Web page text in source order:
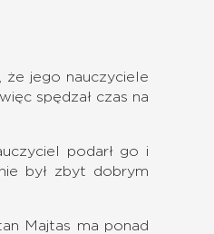
że jego nauczyciele
spędzał czas na
podarł go i
był zbyt dobrym
Majtas ma ponad